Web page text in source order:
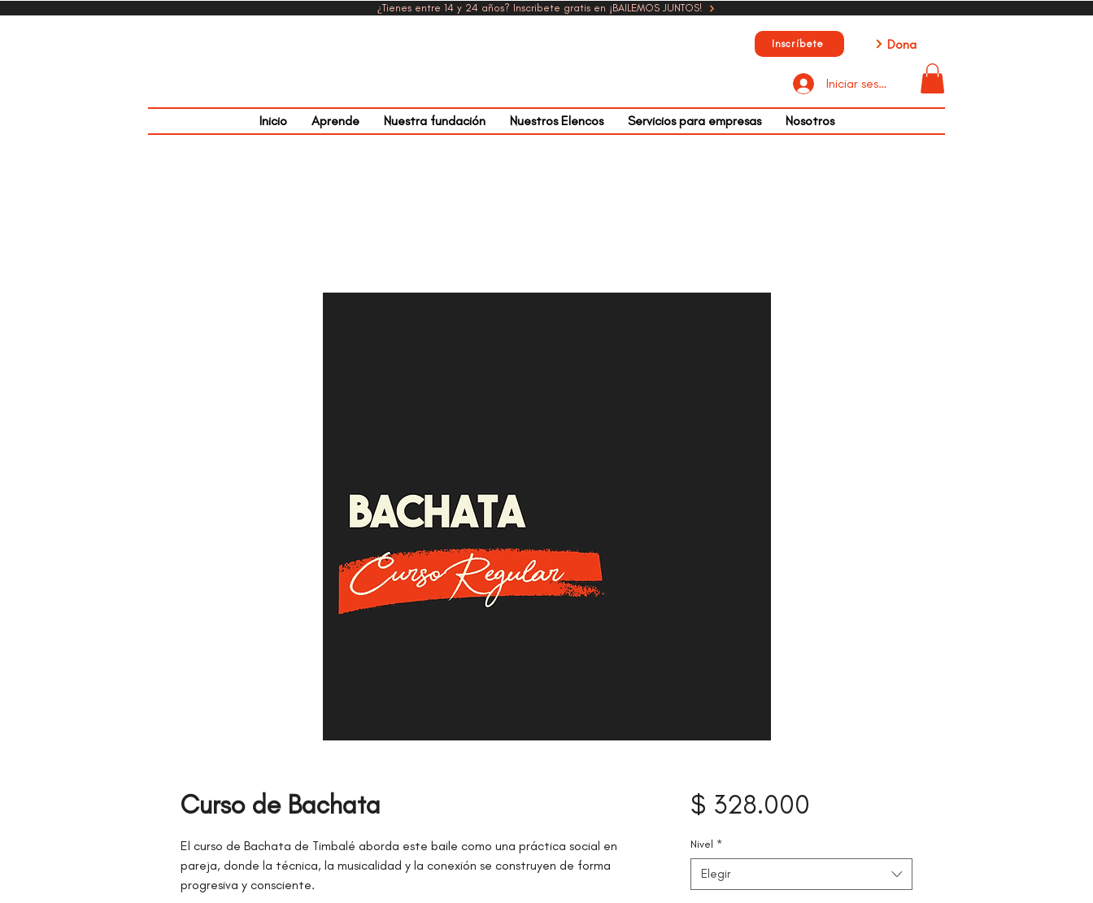
¿Tienes entre 14 y 24 años? Inscribete gratis en ¡BAILEMOS JUNTOS!
Inscríbete Dona
Iniciar sesión
Inicio Aprende Nuestra fundación Nuestros Elencos Servicios para empresas Nosotros
Curso de Bachata
El curso de Bachata de Timbalé aborda este baile como una práctica social en
pareja, donde la técnica, la musicalidad y la conexión se construyen de forma
progresiva y consciente.
$ 328.000
Nivel *
Elegir